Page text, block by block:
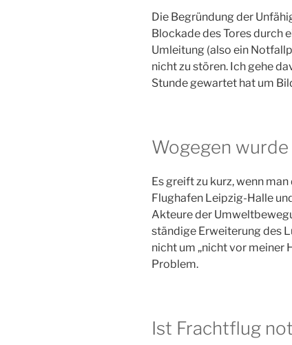
Die Begründung der
Blockade des Tores durch
Umleitung (also ein
nicht zu stören. Ich gehe
Stunde gewartet hat um
Wogegen
Es greift zu kurz, wenn
Flughafen Leipzig-Halle
Akteure der
ständige Erweiterung des
nicht um „nicht vor meiner
Problem.
Ist Frachtflug